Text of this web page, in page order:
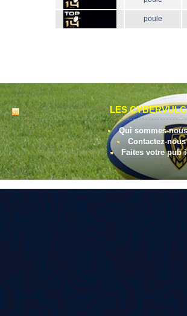
poule
LES
Qui sommes-
Contactez-nous
Faites votre pub